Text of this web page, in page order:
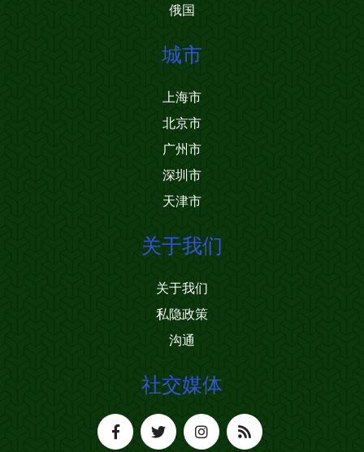
俄国
城市
上海市
北京市
广州市
深圳市
天津市
关于我们
关于我们
私隐政策
沟通
社交媒体